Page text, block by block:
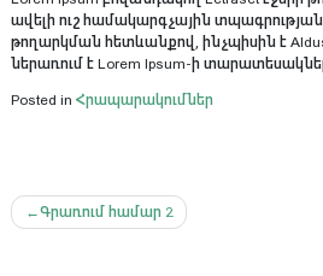
ավելի ուշ համակարգչային
թողարկման հետևանքով, ինչպիսին է Aldus
ներառում է Lorem Ipsum-ի
Posted in Հրապարակումներ
PostԳրառում համար 2